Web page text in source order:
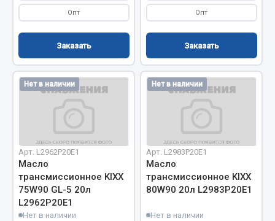
Цепи подъёмные
Весь раздел
РТИ
Манжеты
Паронит
Патрубки
Прокладки
Рукава высокого давления
Опт
Заказать
Опт
Заказать
Нет в наличии
Арт. L2962P20E1
Масло
трансмиссионное KIXX
75W90 GL-5 20л
L2962P20E1
Нет в наличии
Нет в наличии
Арт. L2983P20E1
Масло
трансмиссионное KIXX
80W90 20л L2983P20E1
Нет в наличии